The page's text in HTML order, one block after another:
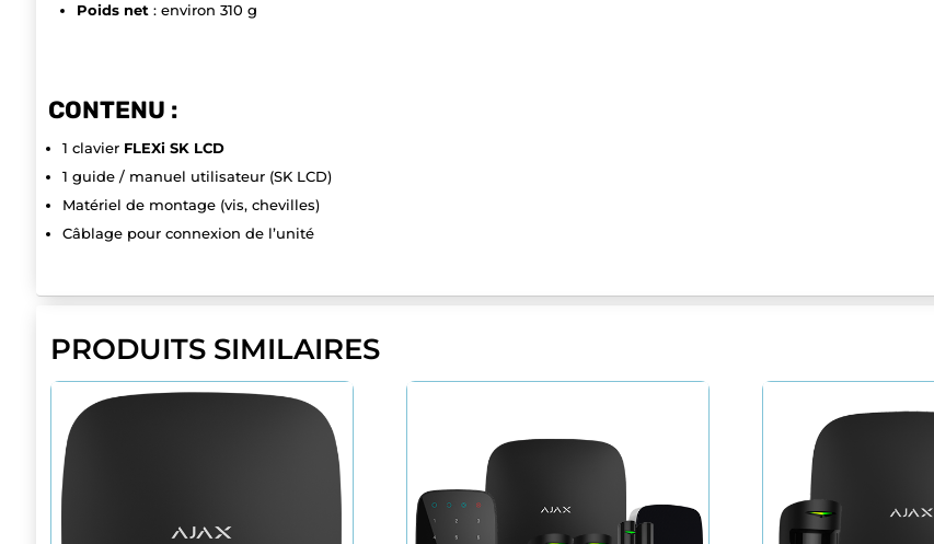
Poids net : environ 310 g
CONTENU :
1 clavier FLEXi SK LCD
1 guide / manuel utilisateur (SK LCD)
Matériel de montage (vis, chevilles)
Câblage pour connexion de l’unité
PRODUITS SIMILAIRES